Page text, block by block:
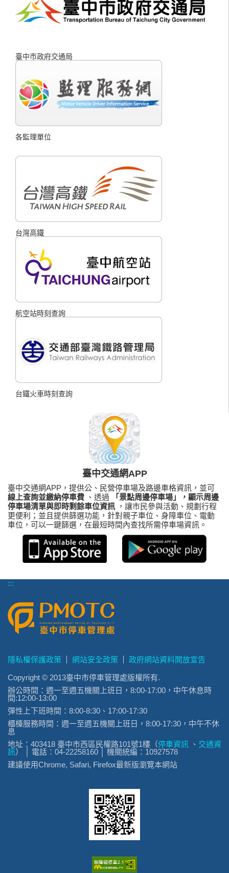
臺中市政府交通局
各監理單位
台灣高鐵
航空站時刻查詢
台鐵火車時刻查詢
臺中交通網APP
臺中交通網APP，提供公、民營停車場及路邊車格資訊，並可
線上查詢並繳納停車費 、透過
「景點周邊停車場」，顯示周邊
停車場清單與即時剩餘車位資訊 ，讓市民參與活動、規劃行程
更便利；並且提供篩選功能，針對親子車位、身障車位、電動
車位，可以一鍵篩選，在最短時間內查找所需停車場資訊。
:::
隱私權保護政策 網站安全政策 政府網站資料開放宣告
Copyright © 2013臺中市停車管理處版權所有.
辦公時間：週一至週五機關上班日，8:00-17:00，中午休息時
間:12:00-13:00
彈性上下班時間：8:00-8:30、17:00-17:30
櫃檯服務時間：週一至週五機關上班日，8:00-17:30，中午不休
息
地址：403418 臺中市西區民權路101號1樓（停車資訊 、 交通資
訊 ） │ 電話：04-22258160 │ 機關統編：10927578
建議使用Chrome, Safari, Firefox最新版瀏覽本網站